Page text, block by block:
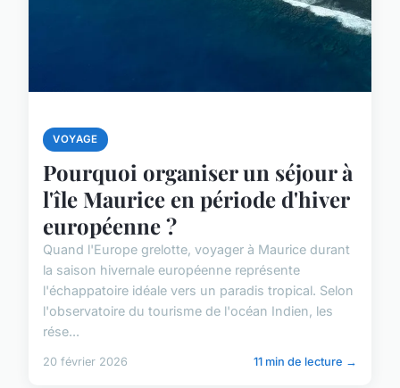
VOYAGE
Pourquoi organiser un séjour à
l'île Maurice en période d'hiver
européenne ?
Quand l'Europe grelotte, voyager à Maurice durant
la saison hivernale européenne représente
l'échappatoire idéale vers un paradis tropical. Selon
l'observatoire du tourisme de l'océan Indien, les
rése...
20 février 2026 11 min de lecture →